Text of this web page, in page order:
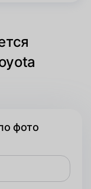
фото